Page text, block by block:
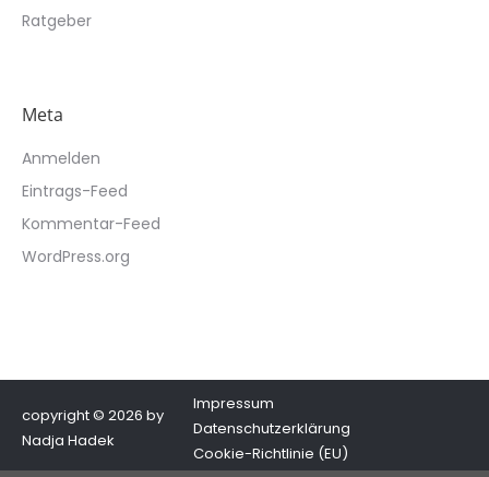
Ratgeber
Meta
Anmelden
Eintrags-Feed
Kommentar-Feed
WordPress.org
copyright © 2026 by
Nadja Hadek
Impressum
Datenschutzerklärung
Cookie-Richtlinie (EU)